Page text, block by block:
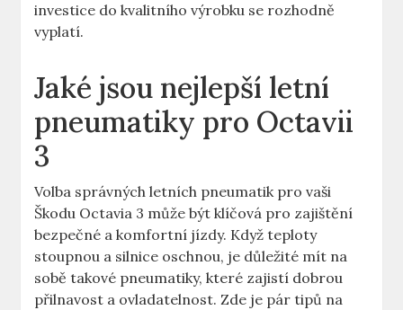
investice do kvalitního výrobku se rozhodně
vyplatí.
Jaké jsou nejlepší letní
pneumatiky pro Octavii
3
Volba správných letních pneumatik pro vaši
Škodu Octavia 3 může být klíčová pro zajištění
bezpečné a komfortní jízdy. Když teploty
stoupnou a silnice oschnou, je důležité mít na
sobě takové pneumatiky, které zajistí dobrou
přilnavost a ovladatelnost. Zde je pár tipů na